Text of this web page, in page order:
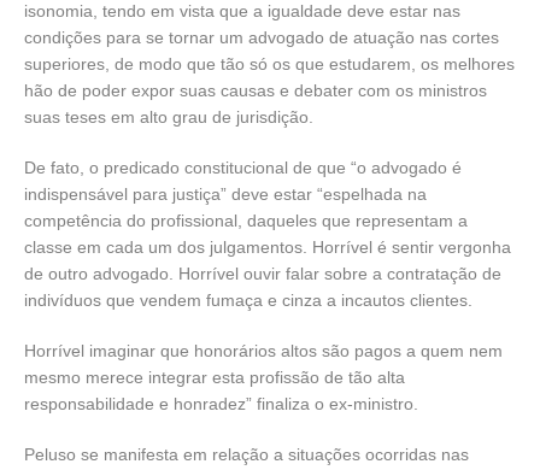
isonomia, tendo em vista que a igualdade deve estar nas
condições para se tornar um advogado de atuação nas cortes
superiores, de modo que tão só os que estudarem, os melhores
hão de poder expor suas causas e debater com os ministros
suas teses em alto grau de jurisdição.
De fato, o predicado constitucional de que “o advogado é
indispensável para justiça” deve estar “espelhada na
competência do profissional, daqueles que representam a
classe em cada um dos julgamentos. Horrível é sentir vergonha
de outro advogado. Horrível ouvir falar sobre a contratação de
indivíduos que vendem fumaça e cinza a incautos clientes.
Horrível imaginar que honorários altos são pagos a quem nem
mesmo merece integrar esta profissão de tão alta
responsabilidade e honradez” finaliza o ex-ministro.
Peluso se manifesta em relação a situações ocorridas nas